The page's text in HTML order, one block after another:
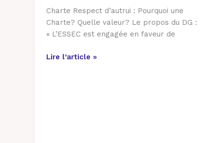
Charte Respect d’autrui : Pourquoi une
Charte? Quelle valeur? Le propos du DG :
« L’ESSEC est engagée en faveur de
Lire l’article »